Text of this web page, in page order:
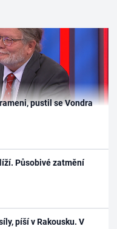
pustil se Vondra
Působivé zatmění
píší v Rakousku. V